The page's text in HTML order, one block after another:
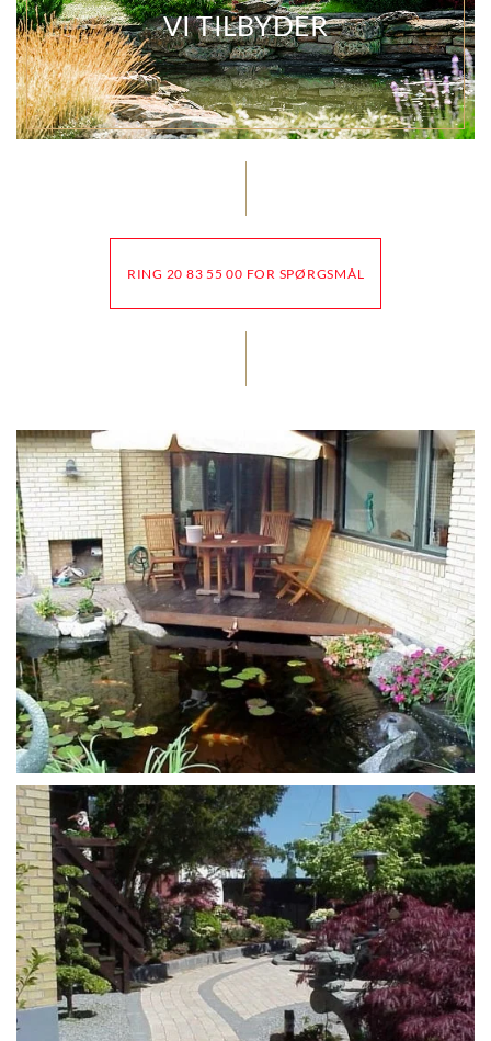
VI TILBYDER
RING 20 83 55 00 FOR SPØRGSMÅL